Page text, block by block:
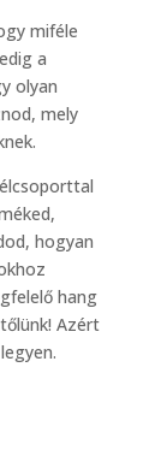
miféle
a
olyan
mely
hogyan
hang
Azért